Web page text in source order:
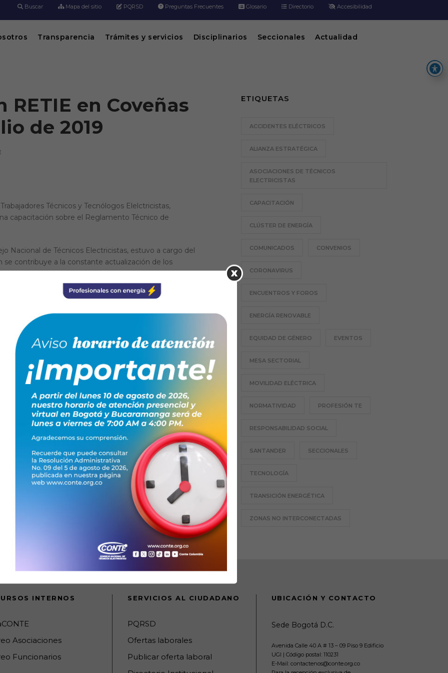
Buscar Mapa del sitio PQRSD Preguntas Frecuentes Glosario Directorio Accesibilidad
Transparencia Trámites y servicios Disciplinarios Seccionales Actualidad
RETIE en Coveñas
de 2019
Técnicos y Tecnólogos Elelctricistas,
capacitación sobre el Reglamento Técnico de
Nacional de Técnicos Electricistas, estuvo a cargo del
contribuye a la constante actualización de los
hacer de esta, una profesión de
SIGUIENTE
ETIQUETAS
ACCIDENTES ELÉCTRICOS
ALIANZA ESTRATÉGICA
ASOCIACIONES DE TÉCNICOS
ELECTRICISTAS
CAPACITACIÓN
CLÚSTER DE ENERGÍA
COMUNICADOS CONVENIOS
CORONAVIRUS
ENCUENTROS Y FOROS
ENERGÍA RENOVABLE
EQUIDAD DE GÉNERO EVENTOS
MESA SECTORIAL
MOVILIDAD ELÉCTRICA
NORMATIVIDAD PROFESIÓN TE
RESPONSABILIDAD SOCIAL
SANTANDER SECCIONALES
TECNOLOGÍA
TRANSICIÓN ENERGÉTICA
ZONAS NO INTERCONECTADAS
INTERNOS
Asociaciones
Funcionarios
SERVICIOS AL CIUDADANO
PQRSD
Ofertas laborales
Publicar oferta laboral
UBICACIÓN Y CONTACTO
Sede Bogotá D.C.
Avenida Calle 40 A # 13 – 09 Piso 9 Edificio
UGI | Código postal: 110231
E-Mail: contactenos@conte.org.co